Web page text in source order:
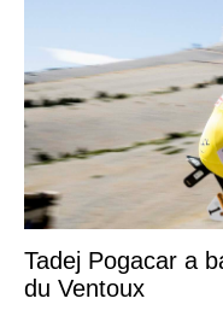
Tadej Pogacar a
du Ventoux